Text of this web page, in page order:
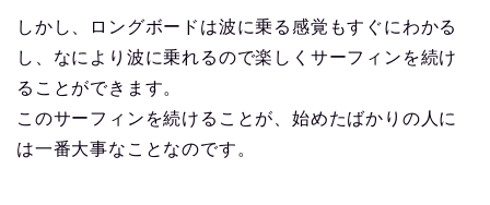
しかし、ロングボードは波に乗る感覚もすぐにわかる
し、なにより波に乗れるので楽しくサーフィンを続け
ることができます。
このサーフィンを続けることが、始めたばかりの人に
は一番大事なことなのです。